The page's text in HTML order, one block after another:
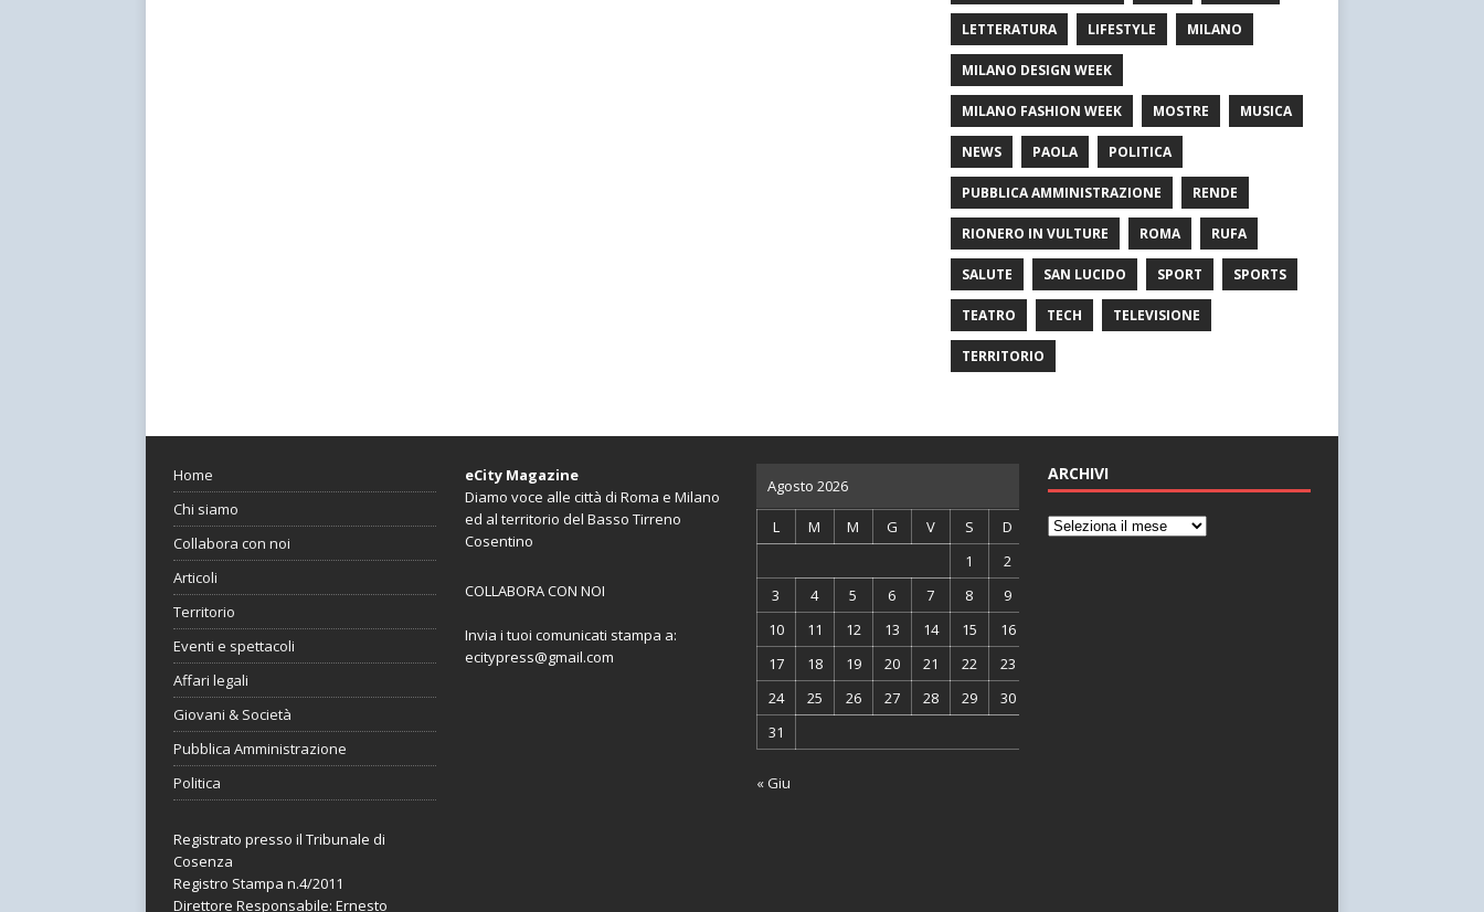
LETTERATURA LIFESTYLE MILANO
MILANO DESIGN WEEK
MILANO FASHION WEEK MOSTRE MUSICA
NEWS PAOLA POLITICA
PUBBLICA AMMINISTRAZIONE RENDE
RIONERO IN VULTURE ROMA RUFA
SALUTE SAN LUCIDO SPORT SPORTS
TEATRO TECH TELEVISIONE
TERRITORIO
Home
Chi siamo
Collabora con noi
Articoli
Territorio
Eventi e spettacoli
Affari legali
Giovani & Società
Pubblica Amministrazione
Politica
Registrato presso il Tribunale di
Cosenza
Registro Stampa n.4/2011
Direttore Responsabile: Ernesto
eCity Magazine
Diamo voce alle città di Roma e Milano
ed al territorio del Basso Tirreno
Cosentino
COLLABORA CON NOI
Invia i tuoi comunicati stampa a:
ecitypress@gmail.com
Agosto 2026
L M M G V S
D
1
2
3
4 5 6 7 8
9
10
11 12 13 14 15
16
17
18 19 20 21 22
23
24
25 26 27 28 29
30
31
« Giu
ARCHIVI